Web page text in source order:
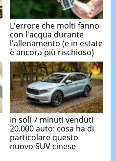
L'errore che molti fanno
con l'acqua durante
l'allenamento (e in estate
è ancora più rischioso)
In soli 7 minuti venduti
20.000 auto: cosa ha di
particolare questo
nuovo SUV cinese